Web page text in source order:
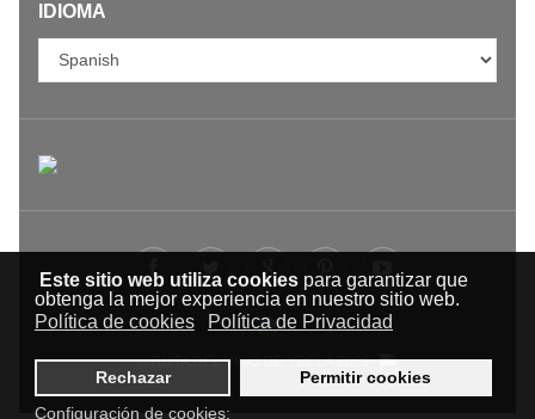
Este sitio web utiliza cookiespara garantizar que
obtenga la mejor experiencia en nuestro sitio web.
Política de cookies
Política de Privacidad
Rechazar
Permitir cookies
Configuración de cookies:
IDIOMA
© RUTA DEL VINO DE YECLA 2009-